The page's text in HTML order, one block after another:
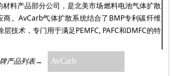
料产品部分公司，是北美市场燃料电池气体扩散
商。AvCarb气体扩散系统结合了BMP专利碳纤维
层技术，专门用于满足PEMFC, PAFC和DMFC的特
产品列表→
AvCarb